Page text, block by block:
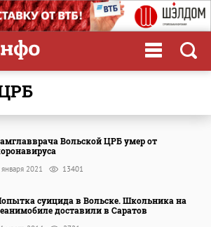
Вольской ЦРБ умер от
2021 13401
суицида в Вольске. Школьника на
доставили в Саратов